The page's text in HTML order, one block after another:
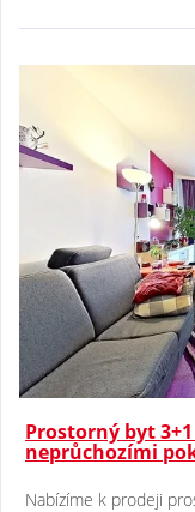
Prostorný byt
neprůchozími
Nabízíme k prodeji